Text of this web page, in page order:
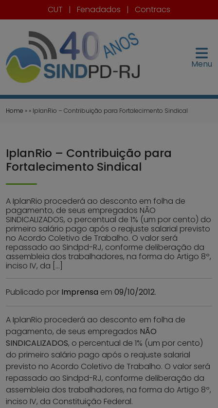
CUT | Fenadados | Contracs
Menu
Home » » IplanRio – Contribuição para Fortalecimento Sindical
IplanRio – Contribuição para
Fortalecimento Sindical
A IplanRio procederá ao desconto em folha de
pagamento, de seus empregados NÃO
SINDICALIZADOS, o percentual de 1% (um por cento) do
primeiro salário pago após o reajuste salarial previsto
no Acordo Coletivo de Trabalho. O valor será
repassado ao Sindpd-RJ, conforme deliberação da
assembleia dos trabalhadores, na forma do Artigo 8º,
inciso IV, da […]
Publicado por Imprensa em 09/10/2012.
A IplanRio procederá ao desconto em folha de
pagamento, de seus empregados NÃO
SINDICALIZADOS, o percentual de 1% (um por cento)
do primeiro salário pago após o reajuste salarial
previsto no Acordo Coletivo de Trabalho. O valor será
repassado ao Sindpd-RJ, conforme deliberação da
assembleia dos trabalhadores, na forma do Artigo 8º,
inciso IV, da Constituição Federal.